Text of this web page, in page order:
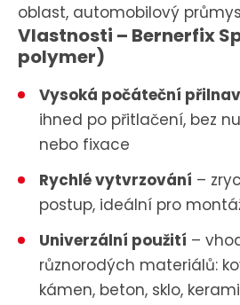
oblast, automobilový
Vlastnosti – Bernerfix
polymer)
Vysoká počáteční
ihned po přitlačení, bez
nebo fixace
Rychlé vytvrzování –
postup, ideální pro
Univerzální použití –
různorodých materiálů:
kámen, beton, sklo,